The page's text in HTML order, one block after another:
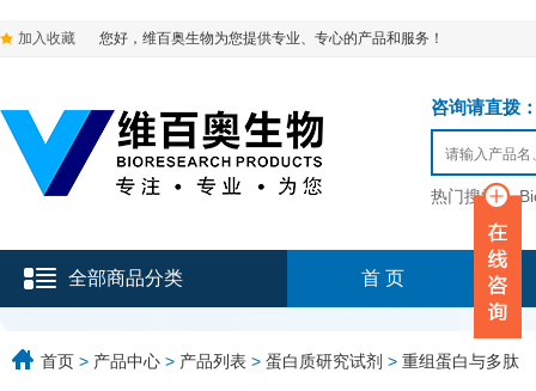
加入收藏 您好，维百奥生物为您提供专业、专心的产品和服务！
咨询请直拨
热门搜索：
全部商品分类 首 页
首页 > 产品中心 > 产品列表 > 蛋白质研究试剂 > 重组蛋白与多肽